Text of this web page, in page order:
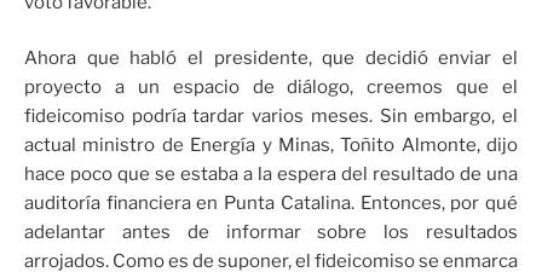
Ahora que habló el presidente, que decidió enviar el
proyecto a un espacio de diálogo, creemos que el
fideicomiso podría tardar varios meses. Sin embargo, el
actual ministro de Energía y Minas, Toñito Almonte, dijo
hace poco que se estaba a la espera del resultado de una
auditoría financiera en Punta Catalina. Entonces, por qué
adelantar antes de informar sobre los resultados
arrojados. Como es de suponer, el fideicomiso se enmarca